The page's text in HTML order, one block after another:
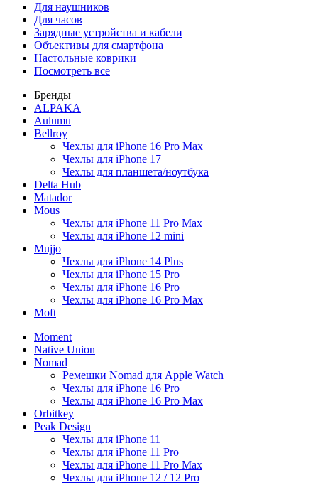
Для наушников
Для часов
Зарядные устройства и кабели
Объективы для смартфона
Настольные коврики
Посмотреть все
Бренды
ALPAKA
Aulumu
Bellroy
Чехлы для iPhone 16 Pro Max
Чехлы для iPhone 17
Чехлы для планшета/ноутбука
Delta Hub
Matador
Mous
Чехлы для iPhone 11 Pro Max
Чехлы для iPhone 12 mini
Mujjo
Чехлы для iPhone 14 Plus
Чехлы для iPhone 15 Pro
Чехлы для iPhone 16 Pro
Чехлы для iPhone 16 Pro Max
Moft
Moment
Native Union
Nomad
Ремешки Nomad для Apple Watch
Чехлы для iPhone 16 Pro
Чехлы для iPhone 16 Pro Max
Orbitkey
Peak Design
Чехлы для iPhone 11
Чехлы для iPhone 11 Pro
Чехлы для iPhone 11 Pro Max
Чехлы для iPhone 12 / 12 Pro